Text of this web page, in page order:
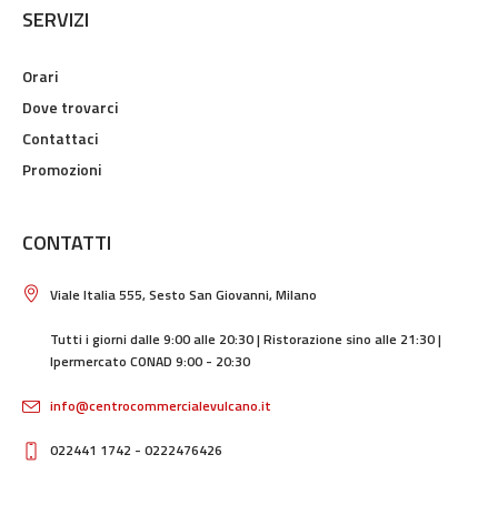
SERVIZI
Orari
Dove trovarci
Contattaci
Promozioni
CONTATTI
Viale Italia 555, Sesto San Giovanni, Milano
Tutti i giorni dalle 9:00 alle 20:30 | Ristorazione sino alle 21:30 |
Ipermercato CONAD 9:00 - 20:30
info@centrocommercialevulcano.it
022441 1742 - 0222476426